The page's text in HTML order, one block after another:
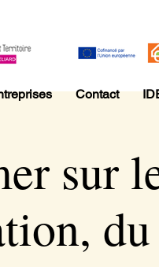
sur
du
Contact